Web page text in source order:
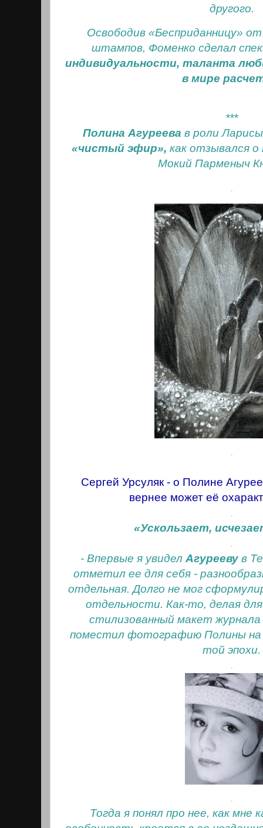
другого.
Освободив «Бесприданницу»
штампов, Фоменко сделал
индивидуальности, таланта
в мире
***
Полина Агуреева в роли
«чистый эфир», как отзывался
Мокий Парменыч
.
.
Сергей Урсуляк - о Полине
вернее может её
.
«Ускользает,
.
- Впервые я увиделАгурееву в
отметил ее для себя -
отдельная. Долго не мог
отдельности. Как-то, делая
стилизованный макет журнала
поместил фотографию Полины на
той эпохи.
.
.
Тогда я понял про нее, как мне